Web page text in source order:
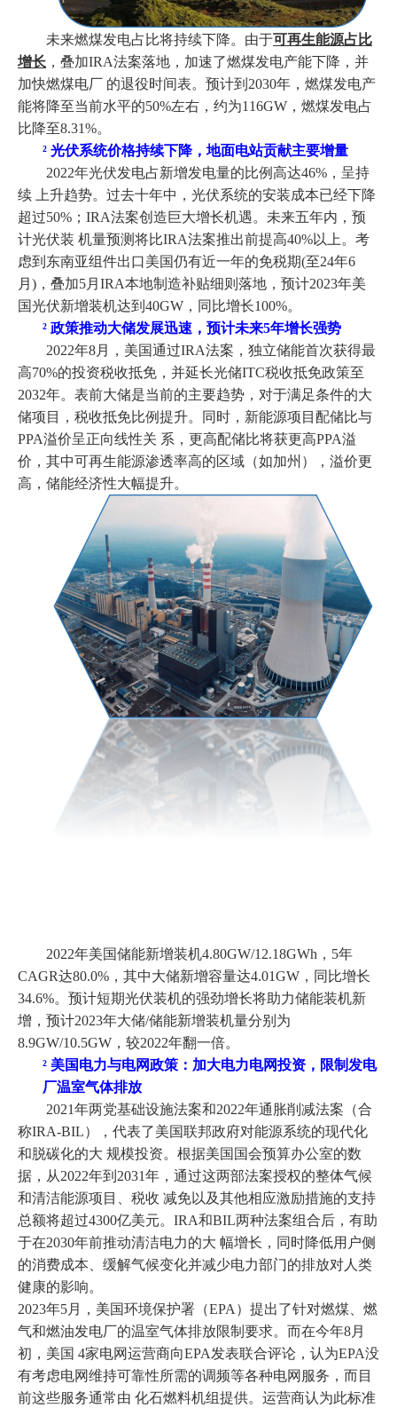
未来燃煤发电占比将持续下降。由于可再生能源占比
增长 ，叠加IRA法案落地，加速了燃煤发电产能下降，并
加快燃煤电厂 的退役时间表。预计到2030年，燃煤发电产
能将降至当前水平的50%左右，约为116GW，燃煤发电占
比降至8.31%。
² 光伏系统价格持续下降，地面电站贡献主要增量
2022年光伏发电占新增发电量的比例高达46%，呈持
续 上升趋势。过去十年中，光伏系统的安装成本已经下降
超过50%；IRA法案创造巨大增长机遇。未来五年内，预
计光伏装 机量预测将比IRA法案推出前提高40%以上。考
虑到东南亚组件出口美国仍有近一年的免税期(至24年6
月)，叠加5月IRA本地制造补贴细则落地，预计2023年美
国光伏新增装机达到40GW，同比增长100%。
² 政策推动大储发展迅速，预计未来5年增长强势
2022年8月，美国通过IRA法案，独立储能首次获得最
高70%的投资税收抵免，并延长光储ITC税收抵免政策至
2032年。表前大储是当前的主要趋势，对于满足条件的大
储项目，税收抵免比例提升。同时，新能源项目配储比与
PPA溢价呈正向线性关 系，更高配储比将获更高PPA溢
价，其中可再生能源渗透率高的区域（如加州），溢价更
高，储能经济性大幅提升。
2022年美国储能新增装机4.80GW/12.18GWh，5年
CAGR达80.0%，其中大储新增容量达4.01GW，同比增长
34.6%。预计短期光伏装机的强劲增长将助力储能装机新
增，预计2023年大储/储能新增装机量分别为
8.9GW/10.5GW，较2022年翻一倍。
² 美国电力与电网政策：加大电力电网投资，限制发电
厂温室气体排放
2021年两党基础设施法案和2022年通胀削减法案（合
称IRA-BIL），代表了美国联邦政府对能源系统的现代化
和脱碳化的大 规模投资。根据美国国会预算办公室的数
据，从2022年到2031年，通过这两部法案授权的整体气候
和清洁能源项目、税收 减免以及其他相应激励措施的支持
总额将超过4300亿美元。IRA和BIL两种法案组合后，有助
于在2030年前推动清洁电力的大 幅增长，同时降低用户侧
的消费成本、缓解气候变化并减少电力部门的排放对人类
健康的影响。
2023年5月，美国环境保护署（EPA）提出了针对燃煤、燃
气和燃油发电厂的温室气体排放限制要求。而在今年8月
初，美国 4家电网运营商向EPA发表联合评论，认为EPA没
有考虑电网维持可靠性所需的调频等各种电网服务，而目
前这些服务通常由 化石燃料机组提供。运营商认为此标准